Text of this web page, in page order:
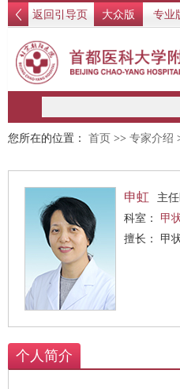
返回引导页 大众版 专业
您所在的位置： 首页 >> 专家介绍
申虹
主
科室： 甲
擅
个人简介